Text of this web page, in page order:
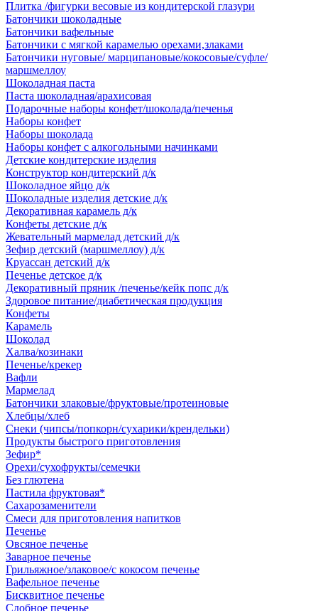
Плитка /фигурки весовые из кондитерской глазури
Батончики шоколадные
Батончики вафельные
Батончики с мягкой карамелью орехами,злаками
Батончики нуговые/ марципановые/кокосовые/суфле/
маршмеллоу
Шоколадная паста
Паста шоколадная/арахисовая
Подарочные наборы конфет/шоколада/печенья
Наборы конфет
Наборы шоколада
Наборы конфет с алкогольными начинками
Детские кондитерские изделия
Конструктор кондитерский д/к
Шоколадное яйцо д/к
Шоколадные изделия детские д/к
Декоративная карамель д/к
Конфеты детские д/к
Жевательный мармелад детский д/к
Зефир детский (маршмеллоу) д/к
Круассан детский д/к
Печенье детское д/к
Декоративный пряник /печенье/кейк попс д/к
Здоровое питание/диабетическая продукция
Конфеты
Карамель
Шоколад
Халва/козинаки
Печенье/крекер
Вафли
Мармелад
Батончики злаковые/фруктовые/протеиновые
Хлебцы/хлеб
Снеки (чипсы/попкорн/сухарики/крендельки)
Продукты быстрого приготовления
Зефир*
Орехи/сухофрукты/семечки
Без глютена
Пастила фруктовая*
Сахарозаменители
Смеси для приготовления напитков
Печенье
Овсяное печенье
Заварное печенье
Грильяжное/злаковое/с кокосом печенье
Вафельное печенье
Бисквитное печенье
Сдобное печенье